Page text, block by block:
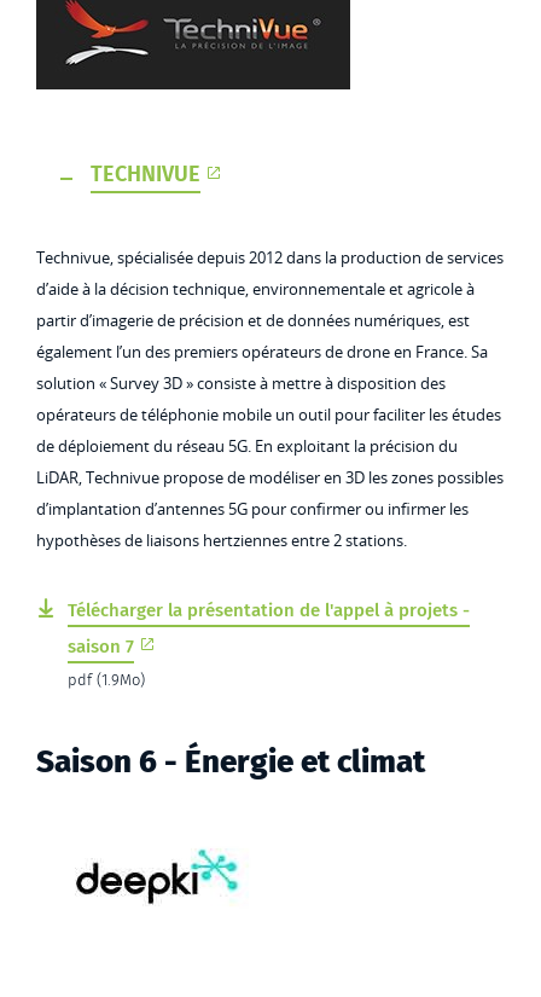
TECHNIVUE
Technivue, spécialisée depuis 2012 dans la production de services
d’aide à la décision technique, environnementale et agricole à
partir d’imagerie de précision et de données numériques, est
également l’un des premiers opérateurs de drone en France. Sa
solution « Survey 3D » consiste à mettre à disposition des
opérateurs de téléphonie mobile un outil pour faciliter les études
de déploiement du réseau 5G. En exploitant la précision du
LiDAR, Technivue propose de modéliser en 3D les zones possibles
d’implantation d’antennes 5G pour confirmer ou infirmer les
hypothèses de liaisons hertziennes entre 2 stations.
Télécharger la présentation de l'appel à projets -
saison 7
pdf (1.9Mo)
Saison 6 - Énergie et climat